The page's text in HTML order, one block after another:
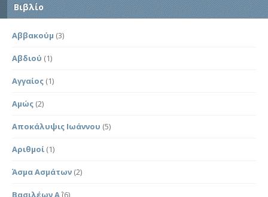
Βιβλίο
Αββακούμ (3)
Αβδιού (1)
Αγγαίος (1)
Αμώς (2)
Αποκάλυψις Ιωάννου (5)
Αριθμοί (1)
Άσμα Ασμάτων (2)
Βασιλέων Α΄(6)